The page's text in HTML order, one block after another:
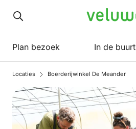
Veluwe
Plan bezoek In de buurt
Locaties Boerderijwinkel De Meander